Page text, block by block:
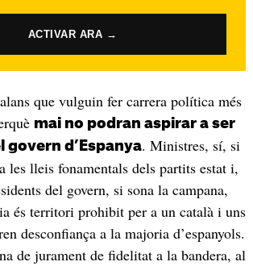
ACTIVAR ARA →
que vulguin fer carrera política més
mai no podran aspirar a ser
govern d’Espanya. Ministres, sí, si
les lleis fonamentals dels partits estat i,
del govern, si sona la campana,
és territori prohibit per a un català i uns
desconfiança a la majoria d’espanyols.
de jurament de fidelitat a la bandera, al